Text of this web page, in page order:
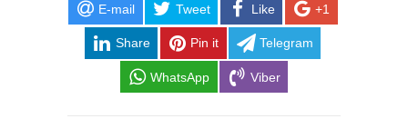
E-mail Tweet Like +1
Share Pin it Telegram
WhatsApp Viber